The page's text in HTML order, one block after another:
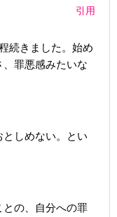
引用
続きました。始め
罪悪感みたいな
しめない。とい
との、自分への罪